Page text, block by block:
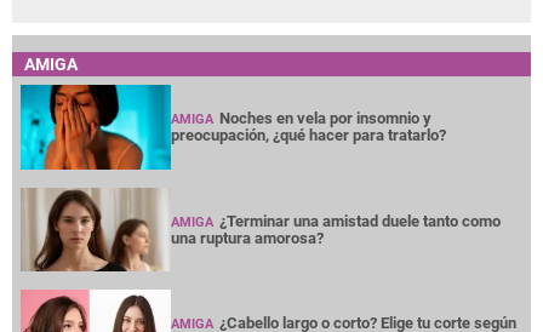
AMIGA
AMIGA Noches en vela por insomnio y
preocupación, ¿qué hacer para tratarlo?
AMIGA ¿Terminar una amistad duele tanto como
una ruptura amorosa?
AMIGA ¿Cabello largo o corto? Elige tu corte según